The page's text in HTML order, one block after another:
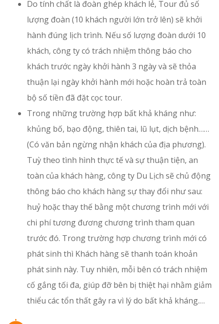
Do tính chất là đoàn ghép khách lẻ, Tour đủ số
lượng đoàn (10 khách người lớn trở lên) sẽ khởi
hành đúng lịch trình. Nếu số lượng đoàn dưới 10
khách, công ty có trách nhiệm thông báo cho
khách trước ngày khởi hành 3 ngày và sẽ thỏa
thuận lại ngày khởi hành mới hoặc hoàn trả toàn
bộ số tiền đã đặt cọc tour.
Trong những trường hợp bất khả kháng như:
khủng bố, bạo động, thiên tai, lũ lụt, dịch bệnh……
(Có văn bản ngừng nhận khách của địa phương).
Tuỳ theo tình hình thực tế và sự thuận tiện, an
toàn của khách hàng, công ty Du Lịch sẽ chủ động
thông báo cho khách hàng sự thay đổi như sau:
huỷ hoặc thay thế bằng một chương trình mới với
chi phí tương đương chương trình tham quan
trước đó. Trong trường hợp chương trình mới có
phát sinh thì Khách hàng sẽ thanh toán khoản
phát sinh này. Tuy nhiên, mỗi bên có trách nhiệm
cố gắng tối đa, giúp đỡ bên bị thiệt hại nhằm giảm
thiểu các tổn thất gây ra vì lý do bất khả kháng.…